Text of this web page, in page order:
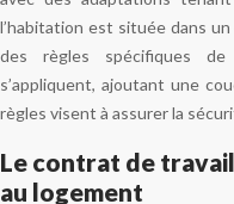
l’habitation est située dans
des règles spécifiques de
s’appliquent, ajoutant une
règles visent à assurer la
Le contrat de
au logement